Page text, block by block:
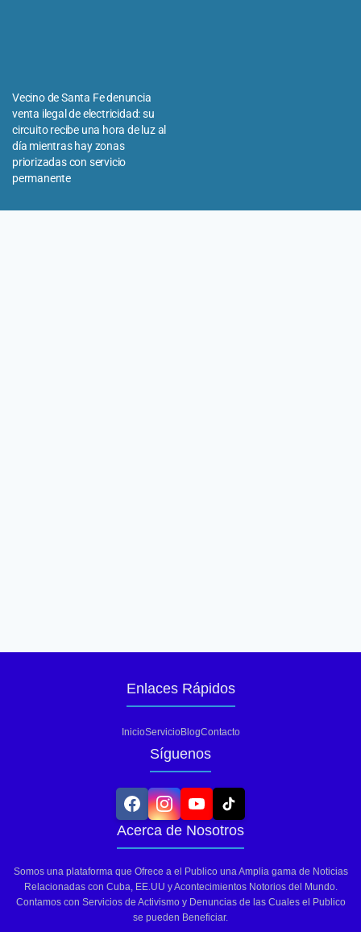
Vecino de Santa Fe denuncia
venta ilegal de electricidad: su
circuito recibe una hora de luz al
día mientras hay zonas
priorizadas con servicio
permanente
Enlaces Rápidos
InicioServicioBlogContacto
Síguenos
Acerca de Nosotros
Somos una plataforma que Ofrece a el Publico una Amplia gama de Noticias
Relacionadas con Cuba, EE.UU y Acontecimientos Notorios del Mundo.
Contamos con Servicios de Activismo y Denuncias de las Cuales el Publico
se pueden Beneficiar.